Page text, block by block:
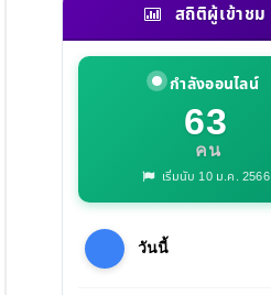
สถิติผู้เข้าชม
กำลังออนไลน์
63
คน
เริ่มนับ 10 ม.ค. 2566
วันนี้